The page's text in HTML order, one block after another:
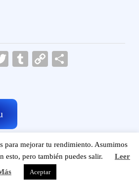
TwitterTumblr
Copy
para mejorar tu rendimiento. Asumimos
esto, pero también puedes salir.
Leer
Aceptar